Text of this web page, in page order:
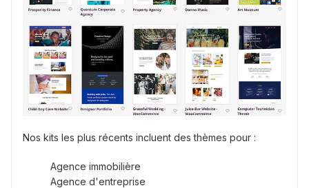
Nos kits les plus récents incluent des thèmes pour :
Agence immobilière
Agence d'entreprise